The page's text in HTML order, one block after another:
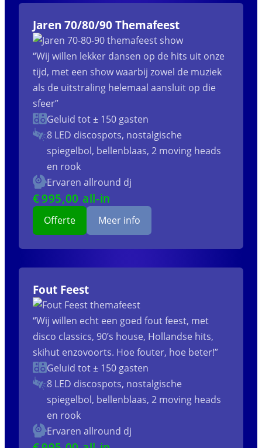
Jaren 70/80/90 Themafeest
“Wij willen lekker dansen op de hits uit onze
tijd, met een show waarbij zowel de muziek
als de uitstraling helemaal aansluit op die
sfeer”
Geluid tot ± 150 gasten
8 LED discospots, nostalgische
spiegelbol, bellenblaas, 2 moving heads
en rook
Ervaren allround dj
€995,00 all-in
Offerte Meer info
Fout Feest
“Wij willen echt een goed fout feest, met
disco classics, 90’s house, Hollandse hits,
skihut enzovoorts. Hoe fouter, hoe beter!”
Geluid tot ± 150 gasten
8 LED discospots, nostalgische
spiegelbol, bellenblaas, 2 moving heads
en rook
Ervaren allround dj